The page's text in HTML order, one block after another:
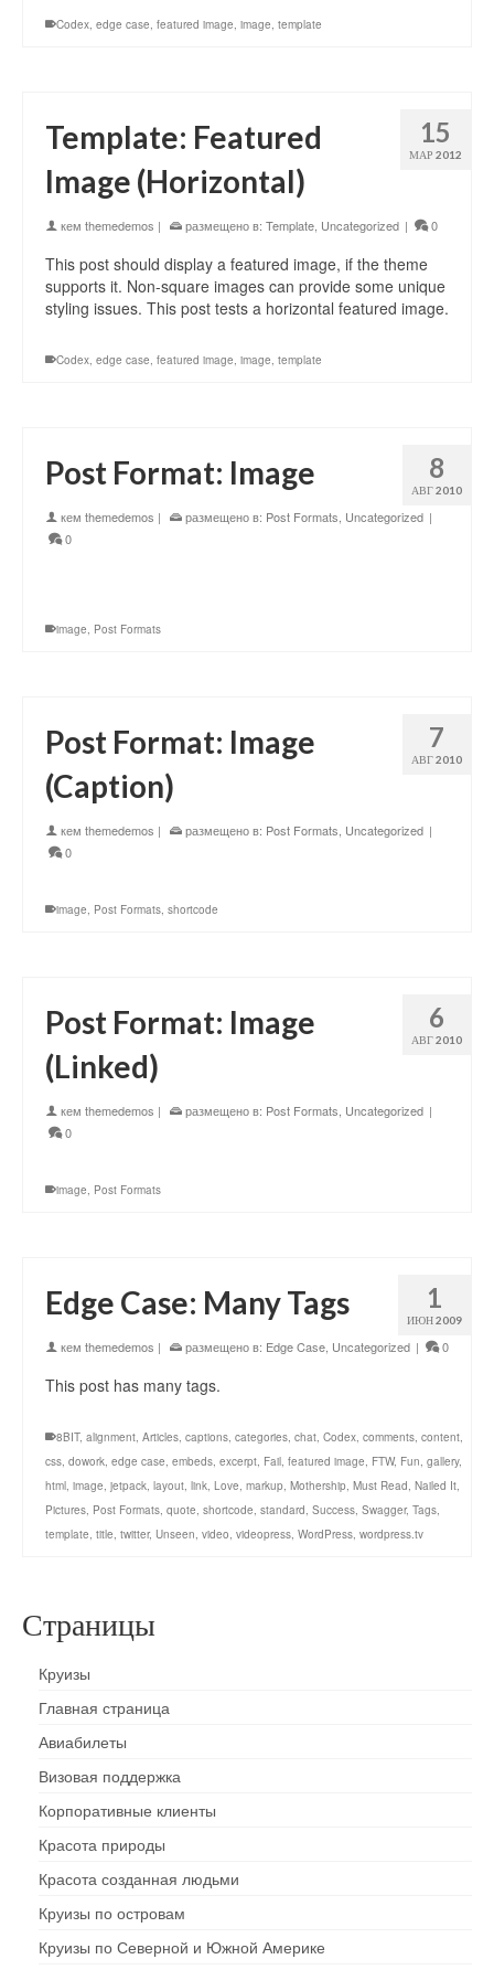
Codex, edge case, featured image, image, template
15
МАР 2012
Template: Featured
Image (Horizontal)
кем themedemos | размещено в: Template Uncategorized | 0
This post should display a featured image, if the theme
supports it. Non-square images can provide some unique
styling issues. This post tests a horizontal featured image.
Codex, edge case, featured image, image, template
8
АВГ 2010
Post Format: Image
кем themedemos | размещено в: Post Formats Uncategorized |
0
image, Post Formats
7
АВГ 2010
Post Format: Image
(Caption)
кем themedemos | размещено в: Post Formats Uncategorized |
0
image, Post Formats, shortcode
6
АВГ 2010
Post Format: Image
(Linked)
кем themedemos | размещено в: Post Formats Uncategorized |
0
image, Post Formats
1
ИЮН 2009
Edge Case: Many Tags
кем themedemos | размещено в: Edge Case Uncategorized | 0
This post has many tags.
8BIT, alignment, Articles, captions, categories, chat, Codex, comments, content,
css, dowork, edge case, embeds, excerpt, Fail, featured image, FTW, Fun, gallery,
html, image, jetpack, layout, link, Love, markup, Mothership, Must Read, Nailed It,
Pictures, Post Formats, quote, shortcode, standard, Success, Swagger, Tags,
template, title, twitter, Unseen, video, videopress, WordPress, wordpress.tv
Страницы
Круизы
Главная страница
Авиабилеты
Визовая поддержка
Корпоративные клиенты
Красота природы
Красота созданная людьми
Круизы по островам
Круизы по Северной и Южной Америке